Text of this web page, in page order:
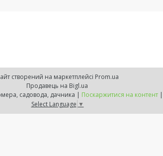
створений на маркетплейсі Prom.ua
Продавець на Bigl.ua
ZELENSVIT.COM — інтернет магазин для фермера, садовода, дачника | Поскаржитися на контент |
Select Language ▼